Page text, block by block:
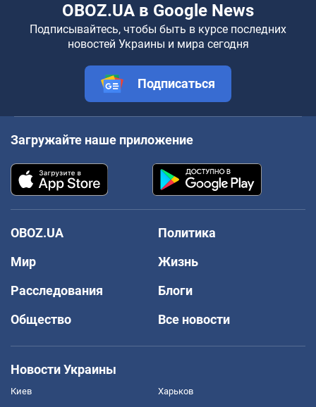
OBOZ.UA в Google News
Подписывайтесь, чтобы быть в курсе последних
новостей Украины и мира сегодня
Подписаться
Загружайте наше приложение
OBOZ.UA
Политика
Мир
Жизнь
Расследования
Блоги
Общество
Все новости
Новости Украины
Киев Харьков